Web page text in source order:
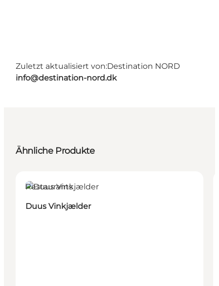
Zuletzt aktualisiert von:Destination NORD
info@destination-nord.dk
Ähnliche Produkte
Restaurants
Duus Vinkjælder